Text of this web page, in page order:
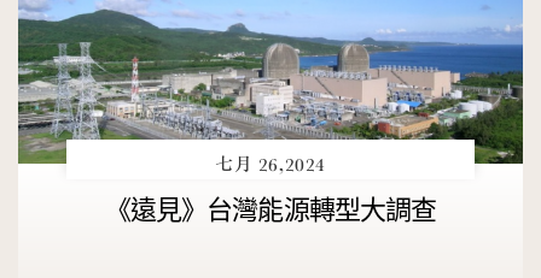
七月 26,2024
《遠見》台灣能源轉型大調查